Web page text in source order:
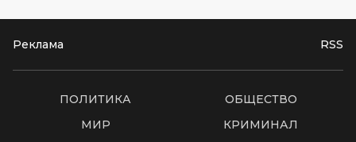
Реклама RSS
ПОЛИТИКА
ОБЩЕСТВО
МИР
КРИМИНАЛ